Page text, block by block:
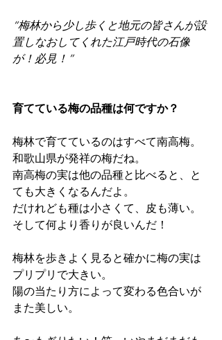
“梅林から少し歩くと地元の皆さんが設
置しなおしてくれた江戸時代の石像
が！必見！”
育てている梅の品種は何ですか？
梅林で育てているのはすべて南高梅。
和歌山県が発祥の梅だね。
南高梅の実は他の品種と比べると、と
ても大きくなるんだよ。
だけれども種は小さくて、皮も薄い。
そして何より香りが良いんだ！
梅林を歩きよく見ると確かに梅の実は
プリプリで大きい。
陽の当たり方によって変わる色合いが
また美しい。